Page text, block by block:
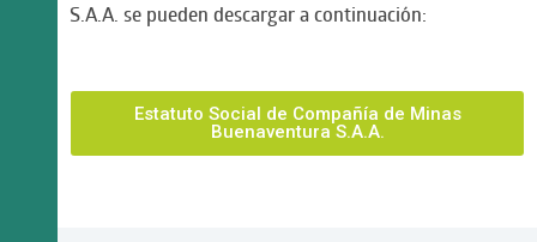
S.A.A. se pueden descargar a continuación:
Estatuto Social de Compañía de Minas
Buenaventura S.A.A.